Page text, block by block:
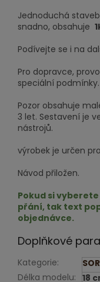
Jednoduchá
snadno, obsahuje
Podívejte se i na
Pro dopravce,
speciální podmínky.
Pozor obsahuje
3 let. Sestavení je
nástrojů.
výrobek je určen
Návod přiložen.
Pokud si
přání, tak text
objednávce.
Doplňkové
Kategorie:
Délka modelu: 18